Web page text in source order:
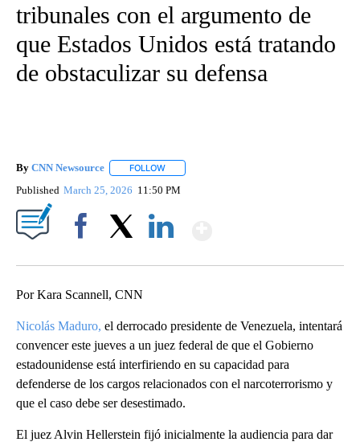
tribunales con el argumento de
que Estados Unidos está tratando
de obstaculizar su defensa
By CNN Newsource FOLLOW
Published March 25, 2026 11:50 PM
Por Kara Scannell, CNN
Nicolás Maduro, el derrocado presidente de Venezuela, intentará
convencer este jueves a un juez federal de que el Gobierno
estadounidense está interfiriendo en su capacidad para
defenderse de los cargos relacionados con el narcoterrorismo y
que el caso debe ser desestimado.
El juez Alvin Hellerstein fijó inicialmente la audiencia para dar